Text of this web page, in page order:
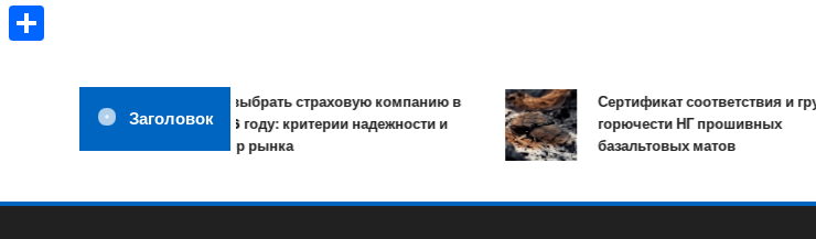
Заголовок
Как выбрать страховую компанию в
2026 году: критерии надежности и
обзор рынка
Сертификат соответствия и группа
горючести НГ прошивных
базальтовых матов
Odnoklassniki